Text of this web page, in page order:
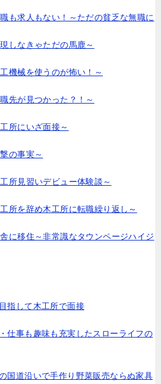
も求人もない！～ただの貧乏な無職に
しなきゃただの馬鹿～
機械を使うのが怖い！～
先が見つかった？！～
所にいざ面接～
の事実～
所見習いデビュー体験談～
所を辞め木工所に転職繰り返し～
に移住～非常識なタウンページハイジ
指して木工所で面接
仕事も趣味も充実したスローライフの
国道沿いで手作り野菜販売ならぬ家具